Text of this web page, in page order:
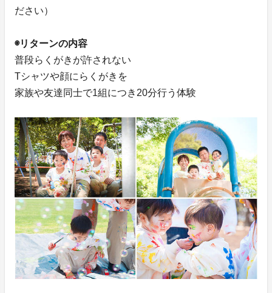
ださい）
◉リターンの内容
普段らくがきが許されない
Tシャツや顔にらくがきを
家族や友達同士で1組につき20分行う体験